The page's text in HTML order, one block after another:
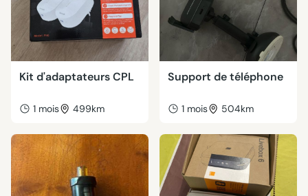
Kit d'adaptateurs CPL
1 mois 499km
Support de téléphone
1 mois 504km